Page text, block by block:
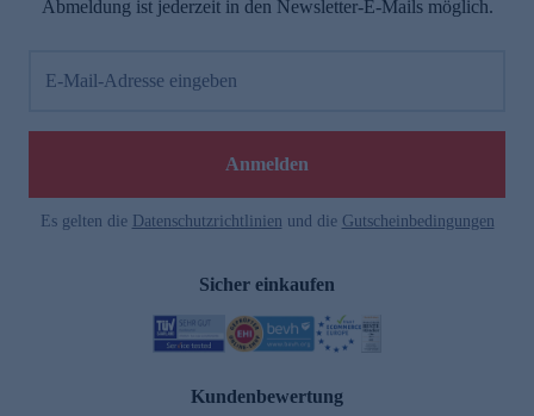
Abmeldung ist jederzeit in den Newsletter-E-Mails möglich.
E-Mail-Adresse eingeben
Anmelden
Es gelten die Datenschutzrichtlinien und die Gutscheinbedingungen
Sicher einkaufen
Kundenbewertung